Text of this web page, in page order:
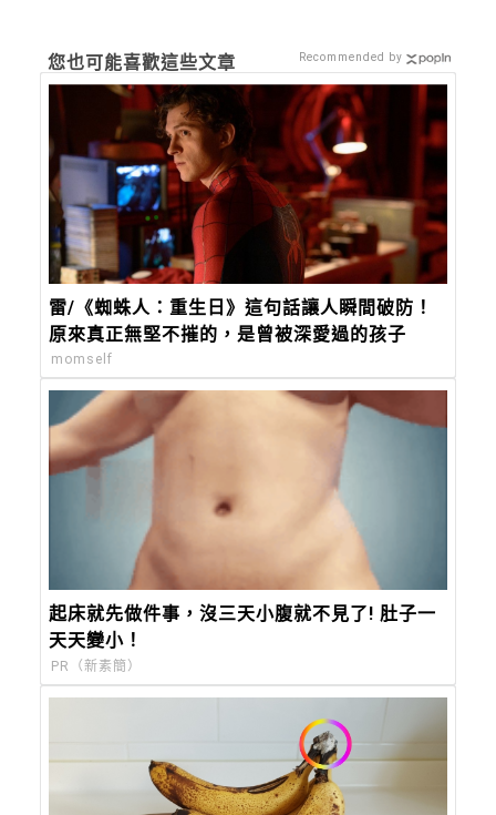
您也可能喜歡這些文章
雷/《蜘蛛人：重生日》這句話讓人瞬間破防！
原來真正無堅不摧的，是曾被深愛過的孩子
momself
起床就先做件事，沒三天小腹就不見了! 肚子一
天天變小！
PR（新素簡）
Recommended by